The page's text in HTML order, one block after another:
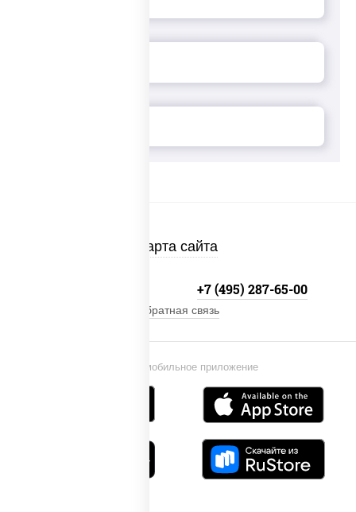
Карта сайта
Установи мобильное приложение
+7 (495) 287-65-00
Обратная связь